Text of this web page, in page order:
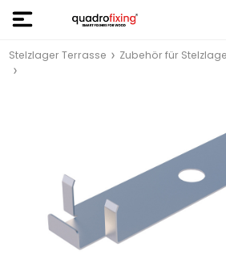
Stelzlager Terrasse Zubehör für